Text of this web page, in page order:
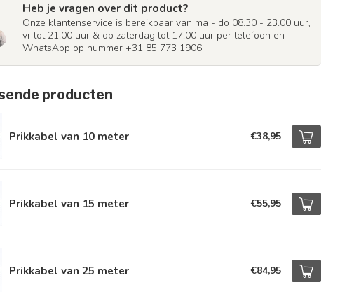
Heb je vragen over dit product?
Onze klantenservice is bereikbaar van ma - do 08.30 - 23.00 uur,
vr tot 21.00 uur & op zaterdag tot 17.00 uur per telefoon en
WhatsApp op nummer +31 85 773 1906
producten
Prikkabel van 10 meter €38,95
Prikkabel van 15 meter €55,95
Prikkabel van 25 meter €84,95